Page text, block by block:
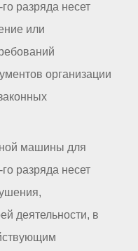
разряда несет
или
организации
машины для
разряда несет
деятельности, в